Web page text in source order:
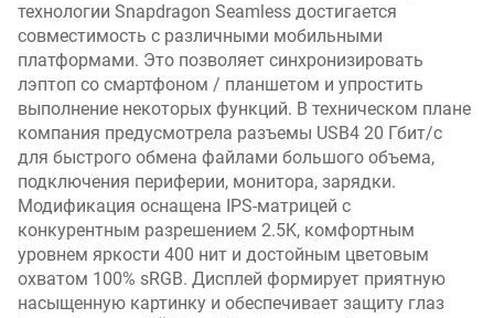
технологии Snapdragon Seamless достигается
совместимость с различными мобильными
платформами. Это позволяет синхронизировать
лэптоп со смартфоном / планшетом и упростить
выполнение некоторых функций. В техническом плане
компания предусмотрела разъемы USB4 20 Гбит/с
для быстрого обмена файлами большого объема,
подключения периферии, монитора, зарядки.
Модификация оснащена IPS-матрицей с
конкурентным разрешением 2.5K, комфортным
уровнем яркости 400 нит и достойным цветовым
охватом 100% sRGB. Дисплей формирует приятную
насыщенную картинку и обеспечивает защиту глаз